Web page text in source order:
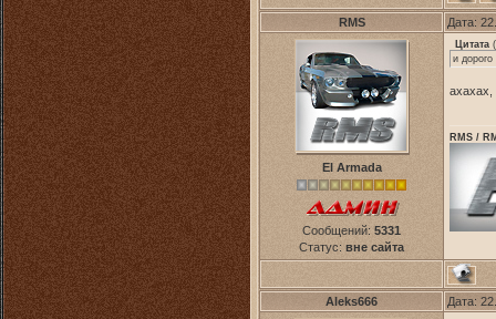
RMS Дата:
El Armada
Сообщений: 5331
Статус: вне сайта
Цитата (
и дорого
ахахах,
RMS /
Aleks666 Дата: